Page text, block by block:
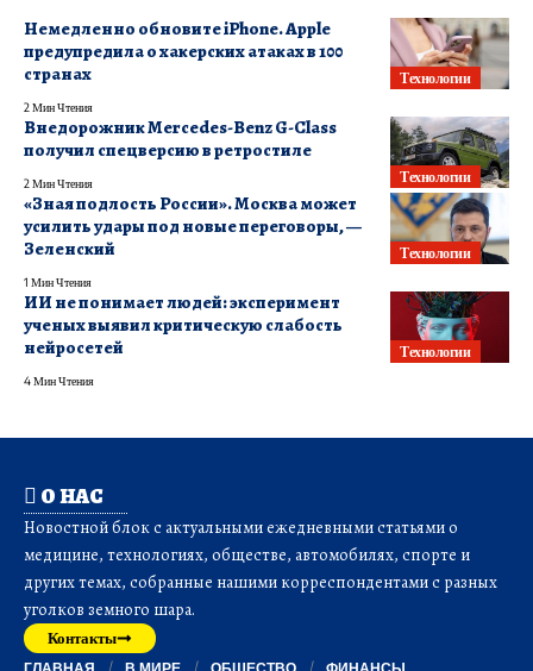
Технологии
Немедленно обновите iPhone. Apple
предупредила о хакерских атаках в 100
странах
2 Мин Чтения
Технологии
Внедорожник Mercedes-Benz G-Class
получил спецверсию в ретростиле
2 Мин Чтения
Технологии
«Зная подлость России». Москва может
усилить удары под новые переговоры, —
Зеленский
1 Мин Чтения
Технологии
ИИ не понимает людей: эксперимент
ученых выявил критическую слабость
нейросетей
4 Мин Чтения
О НАС
Новостной блок с актуальными ежедневными статьями о
медицине, технологиях, обществе, автомобилях, спорте и
других темах, собранные нашими корреспондентами с разных
уголков земного шара.
Контакты